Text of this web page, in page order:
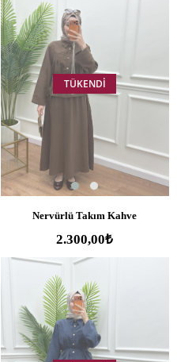
TÜKENDI
Nervürlü Takım Kahve
2.300,00₺